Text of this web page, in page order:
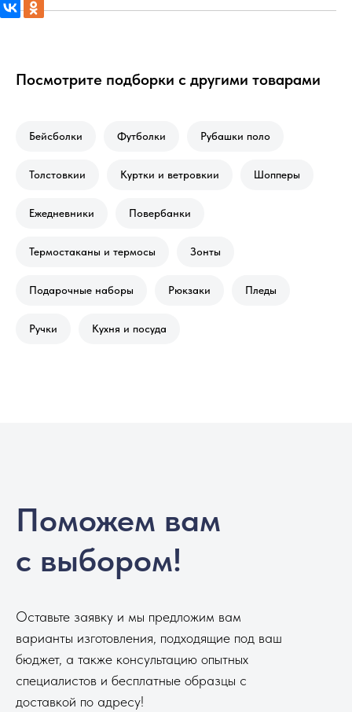
Посмотрите подборки с другими товарами
Бейсболки Футболки Рубашки поло
Толстовкии Куртки и ветровкии Шопперы
Ежедневники Повербанки
Термостаканы и термосы Зонты
Подарочные наборы Рюкзаки Пледы
Ручки Кухня и посуда
Поможем вам
с выбором!
Оставьте заявку и мы предложим вам
варианты изготовления, подходящие под ваш
бюджет, а также консультацию опытных
специалистов и бесплатные образцы с
доставкой по адресу!